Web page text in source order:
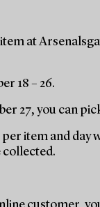
at
18 – 26.
27, you can
per item and
collected.